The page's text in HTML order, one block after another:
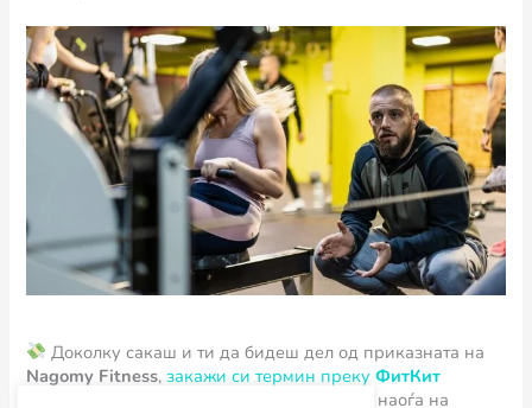
Доколку сакаш и ти да бидеш дел од приказната на
Nagomy Fitness,закажи си термин прекуФитКит
и посети го студиото што се наоѓа на